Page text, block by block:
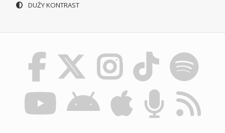
DUŻY KONTRAST